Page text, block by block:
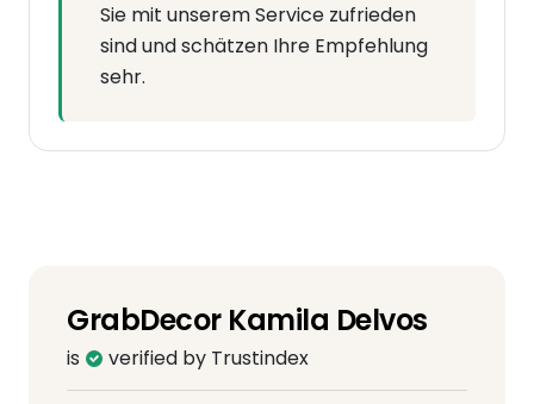
Sie mit unserem Service zufrieden
sind und schätzen Ihre Empfehlung
sehr.
GrabDecor Kamila Delvos
is verified by Trustindex